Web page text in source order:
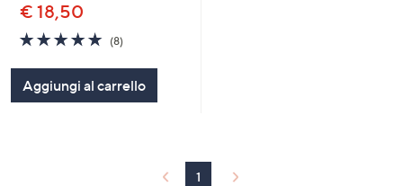
€ 18,50
4.9
of
5
Stars
(8)8
Aggiungi al carrello
1